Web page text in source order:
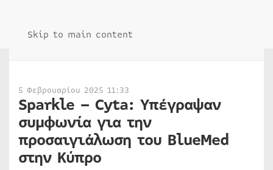
Skip to main content
5 Φεβρουαρίου 2025 11:33
Sparkle – Cyta: Υπέγραψαν
συμφωνία για την
προσαιγιάλωση του BlueMed
στην Κύπρο